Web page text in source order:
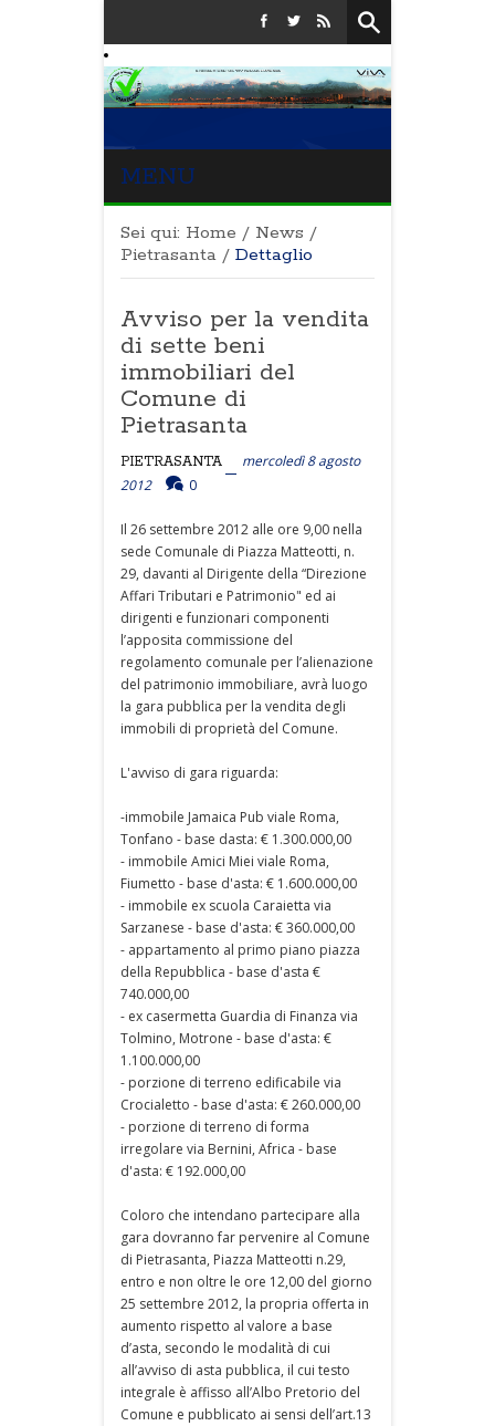
MENU
Sei qui: Home / News /
Pietrasanta / Dettaglio
Avviso per la vendita
di sette beni
immobiliari del
Comune di
Pietrasanta
PIETRASANTA
mercoledì 8 agosto
2012
0
Il 26 settembre 2012 alle ore 9,00 nella
sede Comunale di Piazza Matteotti, n.
29, davanti al Dirigente della “Direzione
Affari Tributari e Patrimonio" ed ai
dirigenti e funzionari componenti
l’apposita commissione del
regolamento comunale per l’alienazione
del patrimonio immobiliare, avrà luogo
la gara pubblica per la vendita degli
immobili di proprietà del Comune.
L'avviso di gara riguarda:
-immobile Jamaica Pub viale Roma,
Tonfano - base dasta: € 1.300.000,00
- immobile Amici Miei viale Roma,
Fiumetto - base d'asta: € 1.600.000,00
- immobile ex scuola Caraietta via
Sarzanese - base d'asta: € 360.000,00
- appartamento al primo piano piazza
della Repubblica - base d'asta €
740.000,00
- ex casermetta Guardia di Finanza via
Tolmino, Motrone - base d'asta: €
1.100.000,00
- porzione di terreno edificabile via
Crocialetto - base d'asta: € 260.000,00
- porzione di terreno di forma
irregolare via Bernini, Africa - base
d'asta: € 192.000,00
Coloro che intendano partecipare alla
gara dovranno far pervenire al Comune
di Pietrasanta, Piazza Matteotti n.29,
entro e non oltre le ore 12,00 del giorno
25 settembre 2012, la propria offerta in
aumento rispetto al valore a base
d’asta, secondo le modalità di cui
all’avviso di asta pubblica, il cui testo
integrale è affisso all’Albo Pretorio del
Comune e pubblicato ai sensi dell’art.13